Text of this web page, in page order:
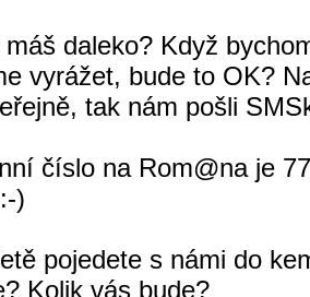
daleko? Když
vyrážet, bude to OK?
tak nám pošli
číslo na Rom@na je
)
pojedete s námi do
Kolik vás bude?